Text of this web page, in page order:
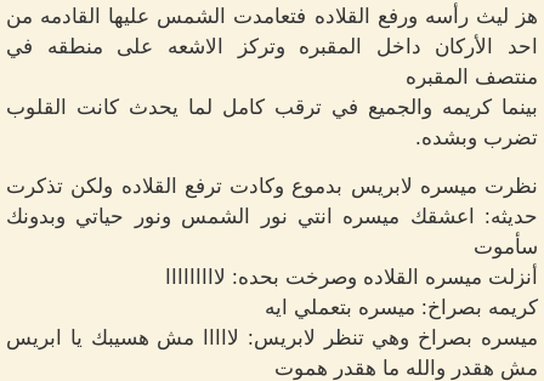
هز ليث رأسه ورفع القلاده فتعامدت الشمس عليها القادمه من
احد الأركان داخل المقبره وتركز الاشعه على منطقه في
منتصف المقبره
بينما كريمه والجميع في ترقب كامل لما يحدث كانت القلوب
تضرب وبشده.
نظرت ميسره لابريس بدموع وكادت ترفع القلاده ولكن تذكرت
حديثه: اعشقك ميسره انتي نور الشمس ونور حياتي وبدونك
سأموت
أنزلت ميسره القلاده وصرخت بحده: لااااااااا
كريمه بصراخ: ميسره بتعملي ايه
ميسره بصراخ وهي تنظر لابريس: لااااا مش هسيبك يا ابريس
مش هقدر والله ما هقدر هموت